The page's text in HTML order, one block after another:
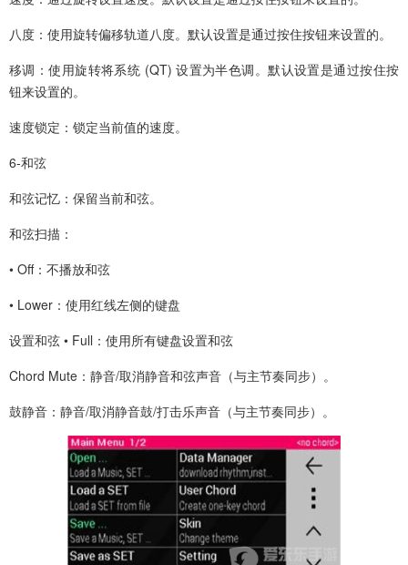
八度：使用旋转偏移轨道八度。默认设置是通过按住按钮来设置的。
移调：使用旋转将系统 (QT) 设置为半色调。默认设置是通过按住按
钮来设置的。
速度锁定：锁定当前值的速度。
6-和弦
和弦记忆：保留当前和弦。
和弦扫描：
• Off：不播放和弦
• Lower：使用红线左侧的键盘
设置和弦 • Full：使用所有键盘设置和弦
Chord Mute：静音/取消静音和弦声音（与主节奏同步）。
鼓静音：静音/取消静音鼓/打击乐声音（与主节奏同步）。